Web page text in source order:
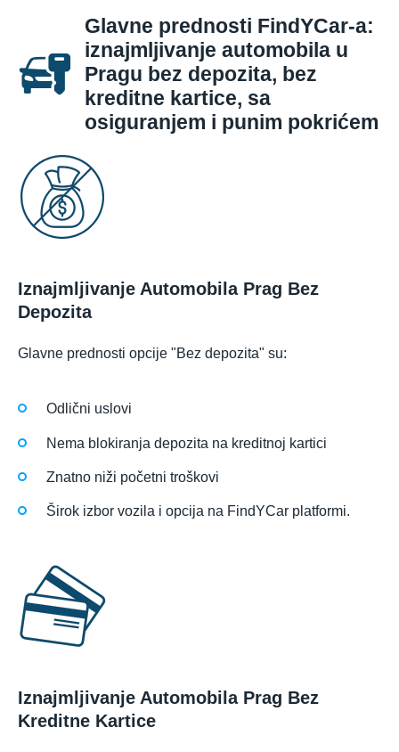
Glavne prednosti FindYCar-a:
iznajmljivanje automobila u
Pragu bez depozita, bez
kreditne kartice, sa
osiguranjem i punim pokrićem
Iznajmljivanje Automobila Prag Bez
Depozita
Glavne prednosti opcije "Bez depozita" su:
Odlični uslovi
Nema blokiranja depozita na kreditnoj kartici
Znatno niži početni troškovi
Širok izbor vozila i opcija na FindYCar platformi.
Iznajmljivanje Automobila Prag Bez
Kreditne Kartice